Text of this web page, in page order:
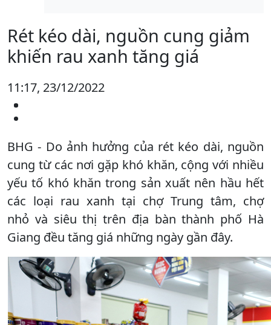
Rét kéo dài, nguồn cung giảm
khiến rau xanh tăng giá
11:17, 23/12/2022
BHG - Do ảnh hưởng của rét kéo dài, nguồn
cung từ các nơi gặp khó khăn, cộng với nhiều
yếu tố khó khăn trong sản xuất nên hầu hết
các loại rau xanh tại chợ Trung tâm, chợ
nhỏ và siêu thị trên địa bàn thành phố Hà
Giang đều tăng giá những ngày gần đây.